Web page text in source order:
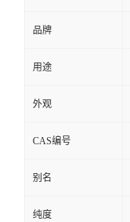
品牌
用途
外观
CAS编号
别名
纯度